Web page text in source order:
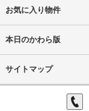
お気に入り物件
本日のかわら版
サイトマップ